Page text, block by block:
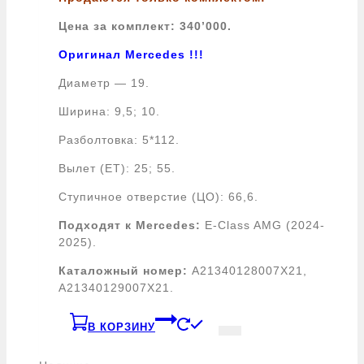
Цена за комплект: 340’000.
Оригинал Mercedes !!!
Диаметр — 19.
Ширина: 9,5; 10.
Разболтовка: 5*112.
Вылет (ЕТ): 25; 55.
Ступичное отверстие (ЦО): 66,6.
Подходят к Mercedes: E-Class AMG (2024-
2025).
Каталожный номер: A21340128007X21,
A21340129007X21.
В КОРЗИНУ